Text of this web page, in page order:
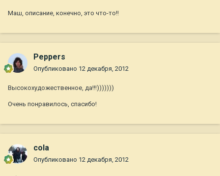
Маш, описание, конечно, это что-то!!
Peppers
Опубликовано 12 декабря, 2012
Высокохудожественное, да!!!)))))))
Очень понравилось, спасибо!
cola
Опубликовано 12 декабря, 2012